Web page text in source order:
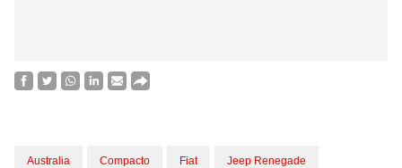
Australia Compacto Fiat Jeep Renegade